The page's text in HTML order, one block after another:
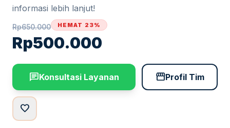
informasi lebih lanjut!
Rp650.000
Rp500.000
HEMAT 23%
chatKonsultasi Layanan storefrontProfil Tim
favorite